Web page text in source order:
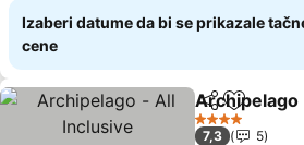
Izaberi datume da bi se prikazale
cene
Deli Dodati
Archipelago
4 Zvezdice
7,3
5